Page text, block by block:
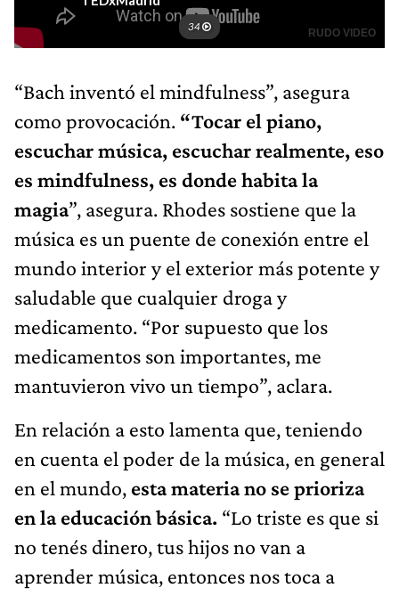
“Bach inventó el mindfulness”, asegura
como provocación. “Tocar el piano,
escuchar música, escuchar realmente, eso
es mindfulness, es donde habita la
magia”, asegura. Rhodes sostiene que la
música es un puente de conexión entre el
mundo interior y el exterior más potente y
saludable que cualquier droga y
medicamento. “Por supuesto que los
medicamentos son importantes, me
mantuvieron vivo un tiempo”, aclara.
En relación a esto lamenta que, teniendo
en cuenta el poder de la música, en general
en el mundo, esta materia no se prioriza
en la educación básica. “Lo triste es que si
no tenés dinero, tus hijos no van a
aprender música, entonces nos toca a